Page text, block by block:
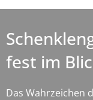
fest im
Das Wahrzeichen